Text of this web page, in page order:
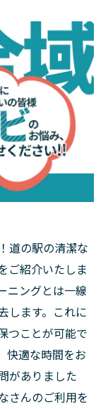
道の駅の清潔な
ご紹介いたしま
ニングとは一線
します。これに
つことが可能で
快適な時間をお
がありました
さんのご利用を